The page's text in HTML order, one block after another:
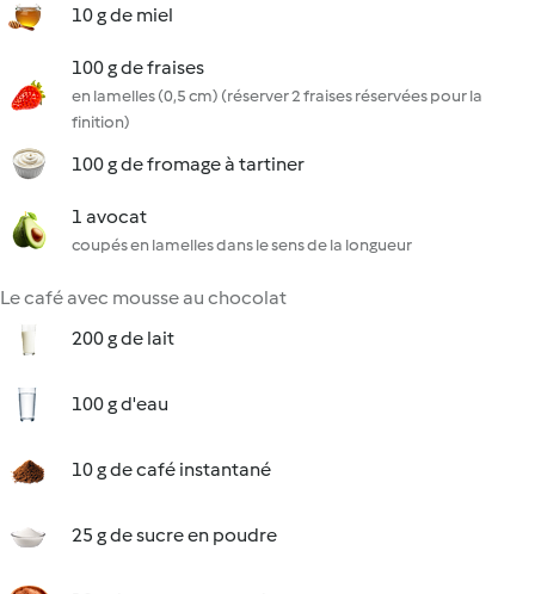
10 g de miel
100 g de fraises
en lamelles (0,5 cm) (réserver 2 fraises réservées pour la
finition)
100 g de fromage à tartiner
1 avocat
coupés en lamelles dans le sens de la longueur
Le café avec mousse au chocolat
200 g de lait
100 g d'eau
10 g de café instantané
25 g de sucre en poudre